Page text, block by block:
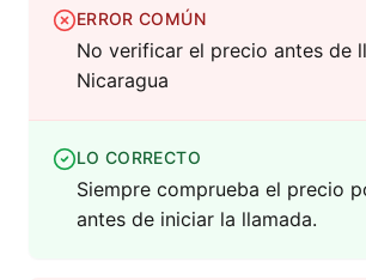
ERROR COMÚN
No verificar el precio antes de
Nicaragua
LO CORRECTO
Siempre comprueba el precio
antes de iniciar la llamada.